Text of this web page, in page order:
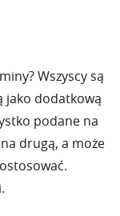
Wszyscy są
jako dodatkową
podane na
drugą, a może